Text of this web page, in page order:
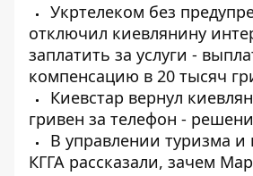
Укртелеком без
отключил киевлянину
заплатить за услуги -
компенсацию в 20 тысяч
Киевстар вернул
гривен за телефон -
В управлении туризма
КГГА рассказали, зачем